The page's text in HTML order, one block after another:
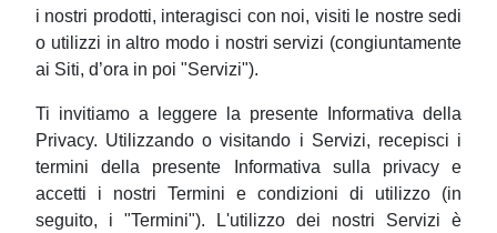
i nostri prodotti, interagisci con noi, visiti le nostre sedi
o utilizzi in altro modo i nostri servizi (congiuntamente
ai Siti, d’ora in poi "Servizi").
Ti invitiamo a leggere la presente Informativa della
Privacy. Utilizzando o visitando i Servizi, recepisci i
termini della presente Informativa sulla privacy e
accetti i nostri Termini e condizioni di utilizzo (in
seguito, i "Termini"). L'utilizzo dei nostri Servizi è